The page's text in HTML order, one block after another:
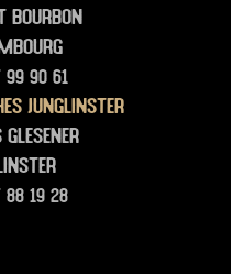
Bourbon
90 61
junglinster
glesener
19 28